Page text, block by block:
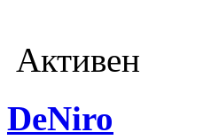
Активен
DeNiro